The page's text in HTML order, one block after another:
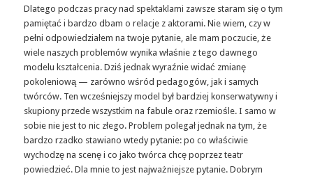
Dlatego podczas pracy nad spektaklami zawsze staram się o tym
pamiętać i bardzo dbam o relacje z aktorami. Nie wiem, czy w
pełni odpowiedziałem na twoje pytanie, ale mam poczucie, że
wiele naszych problemów wynika właśnie z tego dawnego
modelu kształcenia. Dziś jednak wyraźnie widać zmianę
pokoleniową — zarówno wśród pedagogów, jak i samych
twórców. Ten wcześniejszy model był bardziej konserwatywny i
skupiony przede wszystkim na fabule oraz rzemiośle. I samo w
sobie nie jest to nic złego. Problem polegał jednak na tym, że
bardzo rzadko stawiano wtedy pytanie: po co właściwie
wychodzę na scenę i co jako twórca chcę poprzez teatr
powiedzieć. Dla mnie to jest najważniejsze pytanie. Dobrym